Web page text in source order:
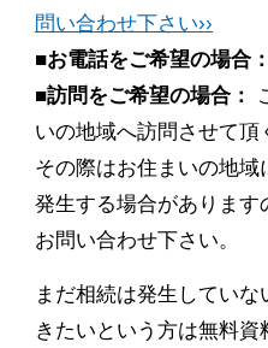
問い合わせ下さい››
■お電話をご希望の場合：
■訪問をご希望の場合：
いの地域へ訪問させて頂
その際はお住まいの地
発生する場合がありま
お問い合わせ下さい。
まだ相続は発生してい
きたいという方は無料資